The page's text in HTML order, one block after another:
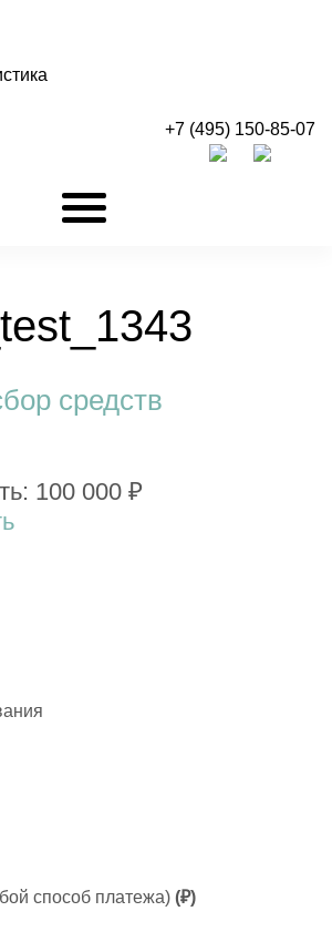
+7 (495) 150-85-07
_test_1343
средств
100 000 ₽
способ платежа) (₽)